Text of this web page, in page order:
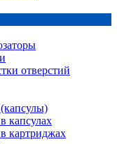
отверстий
капсулах
картриджах